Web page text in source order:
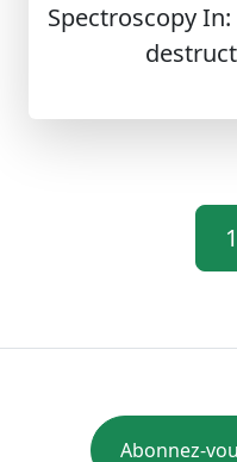
Spectroscopy
1
Abonnez-